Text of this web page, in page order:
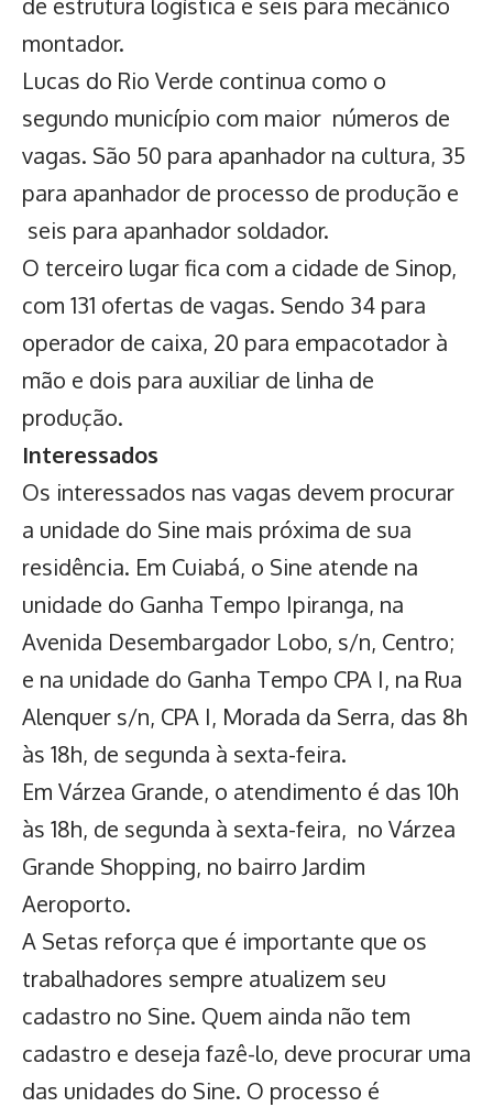
de estrutura logística e seis para mecânico
montador.
Lucas do Rio Verde continua como o
segundo município com maior números de
vagas. São 50 para apanhador na cultura, 35
para apanhador de processo de produção e
seis para apanhador soldador.
O terceiro lugar fica com a cidade de Sinop,
com 131 ofertas de vagas. Sendo 34 para
operador de caixa, 20 para empacotador à
mão e dois para auxiliar de linha de
produção.
Interessados
Os interessados nas vagas devem procurar
a unidade do Sine mais próxima de sua
residência. Em Cuiabá, o Sine atende na
unidade do Ganha Tempo Ipiranga, na
Avenida Desembargador Lobo, s/n, Centro;
e na unidade do Ganha Tempo CPA I, na Rua
Alenquer s/n, CPA I, Morada da Serra, das 8h
às 18h, de segunda à sexta-feira.
Em Várzea Grande, o atendimento é das 10h
às 18h, de segunda à sexta-feira, no Várzea
Grande Shopping, no bairro Jardim
Aeroporto.
A Setas reforça que é importante que os
trabalhadores sempre atualizem seu
cadastro no Sine. Quem ainda não tem
cadastro e deseja fazê-lo, deve procurar uma
das unidades do Sine. O processo é